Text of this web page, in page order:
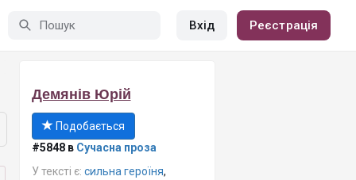
Вхід Реєстрація
Демянів Юрій
Подобається
#5848 в Сучасна проза
У тексті є: сильна героїня,